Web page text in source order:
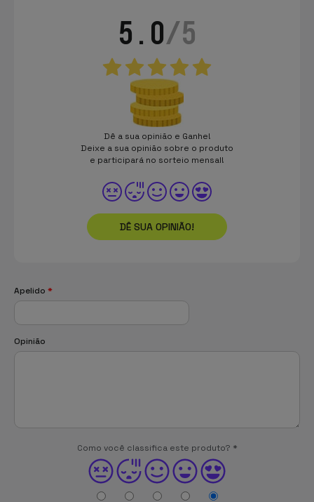
5.0/5
Dê a sua opinião e Ganhe!
Deixe a sua opinião sobre o produto
e participará no sorteio mensal!
DÊ SUA OPINIÃO!
Apelido *
Opinião
Como você classifica este produto? *